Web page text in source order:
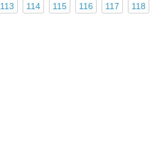
113 114 115 116 117 118